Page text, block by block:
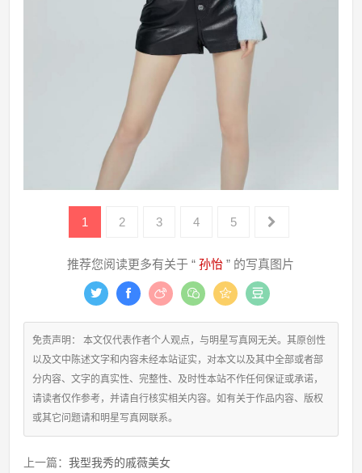
1 2 3 4 5
推荐您阅读更多有关于 “孙怡 ” 的写真图片
免责声明： 本文仅代表作者个人观点，与明星写真网无关。其原创性
以及文中陈述文字和内容未经本站证实，对本文以及其中全部或者部
分内容、文字的真实性、完整性、及时性本站不作任何保证或承诺，
请读者仅作参考，并请自行核实相关内容。如有关于作品内容、版权
或其它问题请和明星写真网联系。
上一篇：我型我秀的戚薇美女